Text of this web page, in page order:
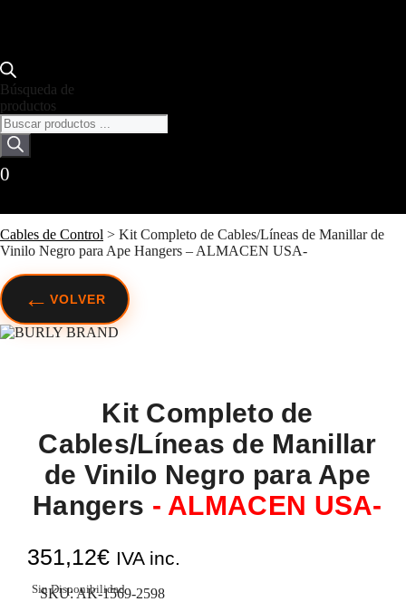
Cables de Control > Kit Completo de Cables/Líneas de Manillar de
Vinilo Negro para Ape Hangers – ALMACEN USA-
Búsqueda de
productos
0
← VOLVER
Kit Completo de
Cables/Líneas de Manillar
de Vinilo Negro para Ape
Hangers - ALMACEN USA-
351,12€ IVA inc.
Sin Disponibilidad
SKU:AK-1569-2598